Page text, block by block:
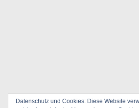
Datenschutz und Cookies: Diese Website